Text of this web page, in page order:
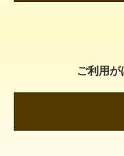
ご利用が